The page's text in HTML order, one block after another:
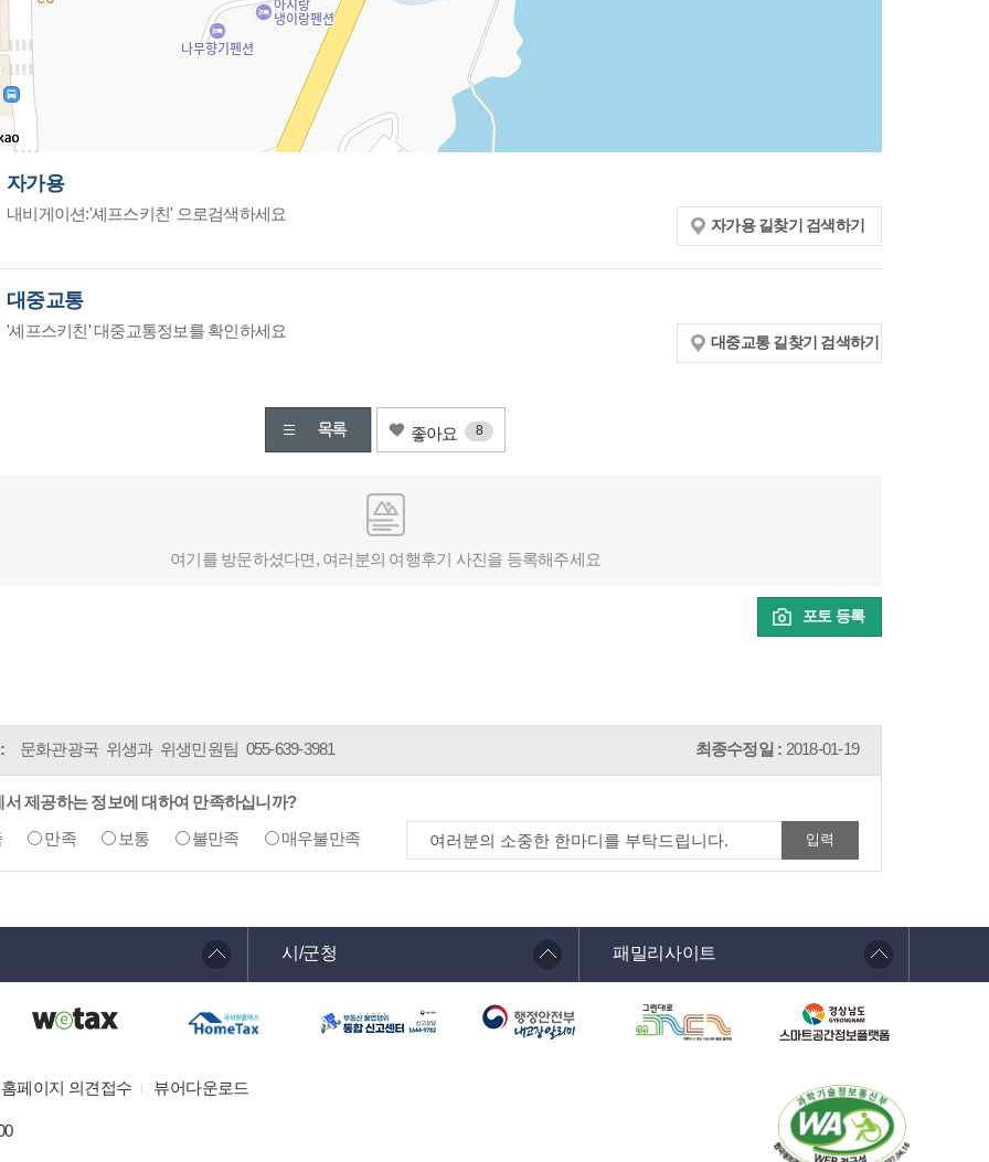
자가용
내비게이션:'셰프스키친' 으로검색하세요
자가용 길찾기 검색하기
대중교통
'셰프스키친' 대중교통정보를 확인하세요
대중교통 길찾기 검색하기
좋아요 8
여기를 방문하셨다면, 여러분의 여행후기 사진을 등록해주세요
포토 등록
문화관광국 위생과 위생민원팀 055-639-3981 최종수정일 : 2018-01-19
서 제공하는 정보에 대하여 만족하십니까?
만족 보통 불만족 매우불만족
시/군청 패밀리사이트
홈페이지 의견접수 뷰어다운로드